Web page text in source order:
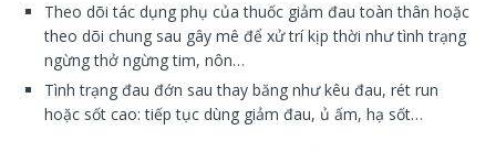
Theo dõi tác dụng phụ của thuốc giảm đau toàn thân hoặc
theo dõi chung sau gây mê để xử trí kịp thời như tình trạng
ngừng thở ngừng tim, nôn…
Tình trạng đau đớn sau thay băng như kêu đau, rét run
hoặc sốt cao: tiếp tục dùng giảm đau, ủ ấm, hạ sốt…